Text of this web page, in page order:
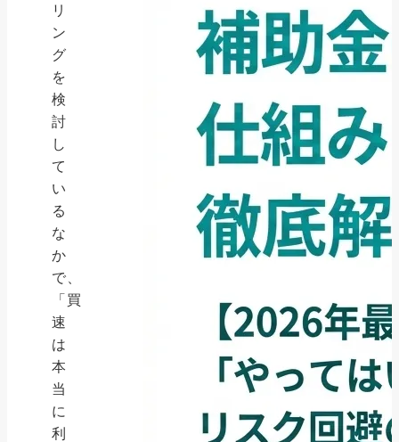
リ
ン
グ
を
検
討
し
て
い
る
な
か
で、
「買
速
は
本
当
に
利